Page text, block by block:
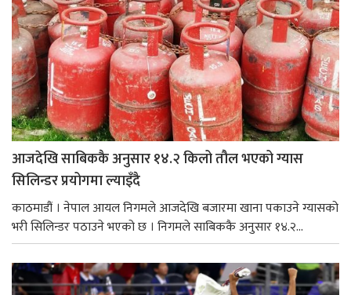
आजदेखि साबिककै अनुसार १४.२ किलो तौल भएको ग्यास
सिलिन्डर प्रयोगमा ल्याइँदै
काठमाडौं । नेपाल आयल निगमले आजदेखि बजारमा खाना पकाउने ग्यासको
भरी सिलिन्डर पठाउने भएको छ । निगमले साबिककै अनुसार १४.२...